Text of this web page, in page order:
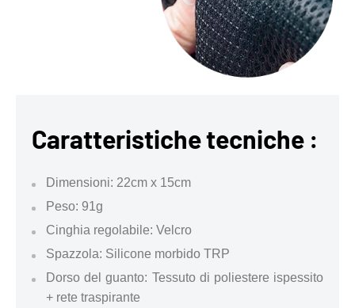
Caratteristiche tecniche :
Dimensioni: 22cm x 15cm
Peso: 91g
Cinghia regolabile: Velcro
Spazzola: Silicone morbido TRP
Dorso del guanto: Tessuto di poliestere ispessito
+ rete traspirante